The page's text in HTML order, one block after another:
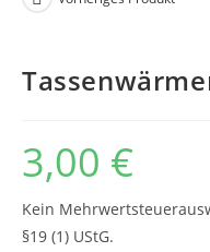
3,00 €
Kein
§19 (1) UStG.